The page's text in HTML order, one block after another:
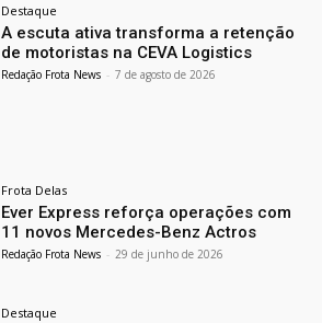
Destaque
A escuta ativa transforma a retenção
de motoristas na CEVA Logistics
Redação Frota News - 7 de agosto de 2026
Frota Delas
Ever Express reforça operações com
11 novos Mercedes-Benz Actros
Redação Frota News - 29 de junho de 2026
Destaque